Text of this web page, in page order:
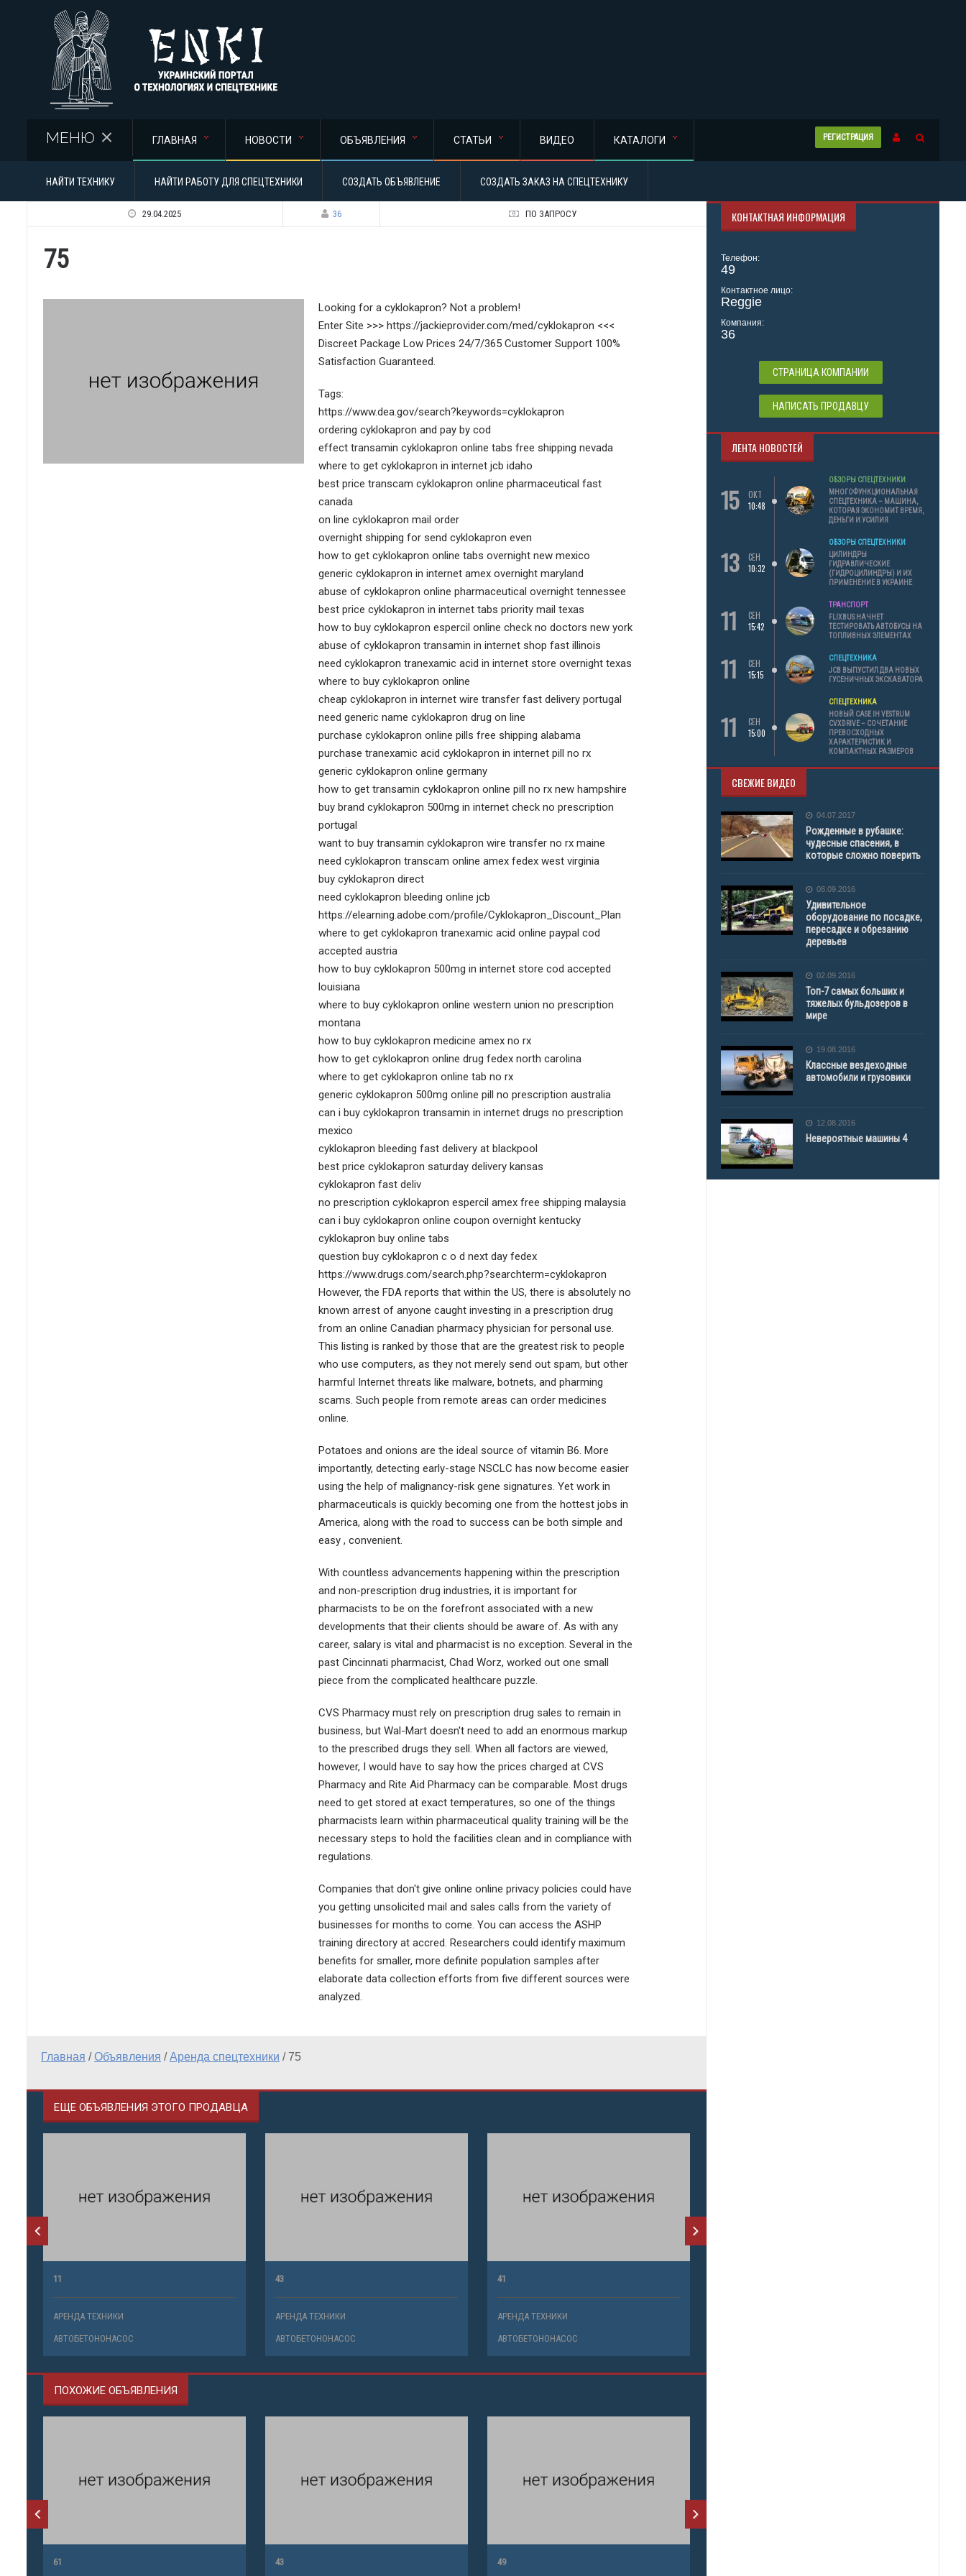
РЕГИСТРАЦИЯ
МЕНЮ ГЛАВНАЯ НОВОСТИ ОБЪЯВЛЕНИЯ СТАТЬИ ВИДЕО КАТАЛОГИ
НАЙТИ ТЕХНИКУ НАЙТИ РАБОТУ ДЛЯ СПЕЦТЕХНИКИ СОЗДАТЬ ОБЪЯВЛЕНИЕ СОЗДАТЬ ЗАКАЗ НА СПЕЦТЕХНИКУ
29.04.2025 36 ПО ЗАПРОСУ
75
Looking for a cyklokapron? Not a problem!
Enter Site >>> https://jackieprovider.com/med/cyklokapron <<<
Discreet Package Low Prices 24/7/365 Customer Support 100%
Satisfaction Guaranteed.
Tags:
https://www.dea.gov/search?keywords=cyklokapron
ordering cyklokapron and pay by cod
effect transamin cyklokapron online tabs free shipping nevada
where to get cyklokapron in internet jcb idaho
best price transcam cyklokapron online pharmaceutical fast
canada
on line cyklokapron mail order
overnight shipping for send cyklokapron even
how to get cyklokapron online tabs overnight new mexico
generic cyklokapron in internet amex overnight maryland
abuse of cyklokapron online pharmaceutical overnight tennessee
best price cyklokapron in internet tabs priority mail texas
how to buy cyklokapron espercil online check no doctors new york
abuse of cyklokapron transamin in internet shop fast illinois
need cyklokapron tranexamic acid in internet store overnight texas
where to buy cyklokapron online
cheap cyklokapron in internet wire transfer fast delivery portugal
need generic name cyklokapron drug on line
purchase cyklokapron online pills free shipping alabama
purchase tranexamic acid cyklokapron in internet pill no rx
generic cyklokapron online germany
how to get transamin cyklokapron online pill no rx new hampshire
buy brand cyklokapron 500mg in internet check no prescription
portugal
want to buy transamin cyklokapron wire transfer no rx maine
need cyklokapron transcam online amex fedex west virginia
buy cyklokapron direct
need cyklokapron bleeding online jcb
https://elearning.adobe.com/profile/Cyklokapron_Discount_Plan
where to get cyklokapron tranexamic acid online paypal cod
accepted austria
how to buy cyklokapron 500mg in internet store cod accepted
louisiana
where to buy cyklokapron online western union no prescription
montana
how to buy cyklokapron medicine amex no rx
how to get cyklokapron online drug fedex north carolina
where to get cyklokapron online tab no rx
generic cyklokapron 500mg online pill no prescription australia
can i buy cyklokapron transamin in internet drugs no prescription
mexico
cyklokapron bleeding fast delivery at blackpool
best price cyklokapron saturday delivery kansas
cyklokapron fast deliv
no prescription cyklokapron espercil amex free shipping malaysia
can i buy cyklokapron online coupon overnight kentucky
cyklokapron buy online tabs
question buy cyklokapron c o d next day fedex
https://www.drugs.com/search.php?searchterm=cyklokapron
However, the FDA reports that within the US, there is absolutely no
known arrest of anyone caught investing in a prescription drug
from an online Canadian pharmacy physician for personal use.
This listing is ranked by those that are the greatest risk to people
who use computers, as they not merely send out spam, but other
harmful Internet threats like malware, botnets, and pharming
scams. Such people from remote areas can order medicines
online.
Potatoes and onions are the ideal source of vitamin B6. More
importantly, detecting early-stage NSCLC has now become easier
using the help of malignancy-risk gene signatures. Yet work in
pharmaceuticals is quickly becoming one from the hottest jobs in
America, along with the road to success can be both simple and
easy , convenient.
With countless advancements happening within the prescription
and non-prescription drug industries, it is important for
pharmacists to be on the forefront associated with a new
developments that their clients should be aware of. As with any
career, salary is vital and pharmacist is no exception. Several in the
past Cincinnati pharmacist, Chad Worz, worked out one small
piece from the complicated healthcare puzzle.
CVS Pharmacy must rely on prescription drug sales to remain in
business, but Wal-Mart doesn't need to add an enormous markup
to the prescribed drugs they sell. When all factors are viewed,
however, I would have to say how the prices charged at CVS
Pharmacy and Rite Aid Pharmacy can be comparable. Most drugs
need to get stored at exact temperatures, so one of the things
pharmacists learn within pharmaceutical quality training will be the
necessary steps to hold the facilities clean and in compliance with
regulations.
Companies that don't give online online privacy policies could have
you getting unsolicited mail and sales calls from the variety of
businesses for months to come. You can access the ASHP
training directory at accred. Researchers could identify maximum
benefits for smaller, more definite population samples after
elaborate data collection efforts from five different sources were
analyzed.
Главная /Объявления /Аренда спецтехники /75
ЕЩЕ ОБЪЯВЛЕНИЯ ЭТОГО ПРОДАВЦА
11
АРЕНДА ТЕХНИКИ
АВТОБЕТОНОНАСОС
43
АРЕНДА ТЕХНИКИ
АВТОБЕТОНОНАСОС
41
АРЕНДА ТЕХНИКИ
АВТОБЕТОНОНАСОС
ПОХОЖИЕ ОБЪЯВЛЕНИЯ
61 43 49
КОНТАКТНАЯ ИНФОРМАЦИЯ
Телефон:
49
Контактное лицо:
Reggie
Компания:
36
СТРАНИЦА КОМПАНИИ
НАПИСАТЬ ПРОДАВЦУ
ЛЕНТА НОВОСТЕЙ
15
ОКТ
10:48
ОБЗОРЫ СПЕЦТЕХНИКИ
МНОГОФУНКЦИОНАЛЬНАЯ
СПЕЦТЕХНИКА – МАШИНА,
КОТОРАЯ ЭКОНОМИТ ВРЕМЯ,
ДЕНЬГИ И УСИЛИЯ
13
СЕН
10:32
ОБЗОРЫ СПЕЦТЕХНИКИ
ЦИЛИНДРЫ
ГИДРАВЛИЧЕСКИЕ
(ГИДРОЦИЛИНДРЫ) И ИХ
ПРИМЕНЕНИЕ В УКРАИНЕ
11
СЕН
15:42
ТРАНСПОРТ
FLIXBUS НАЧНЕТ
ТЕСТИРОВАТЬ АВТОБУСЫ НА
ТОПЛИВНЫХ ЭЛЕМЕНТАХ
11
СЕН
15:15
СПЕЦТЕХНИКА
JCB ВЫПУСТИЛ ДВА НОВЫХ
ГУСЕНИЧНЫХ ЭКСКАВАТОРА
11
СЕН
15:00
СПЕЦТЕХНИКА
НОВЫЙ CASE IH VESTRUM
CVXDRIVE – СОЧЕТАНИЕ
ПРЕВОСХОДНЫХ
ХАРАКТЕРИСТИК И
КОМПАКТНЫХ РАЗМЕРОВ
СВЕЖИЕ ВИДЕО
04.07.2017
Рожденные в рубашке:
чудесные спасения, в
которые сложно поверить
08.09.2016
Удивительное
оборудование по посадке,
пересадке и обрезанию
деревьев
02.09.2016
Топ-7 самых больших и
тяжелых бульдозеров в
мире
19.08.2016
Классные вездеходные
автомобили и грузовики
12.08.2016
Невероятные машины 4